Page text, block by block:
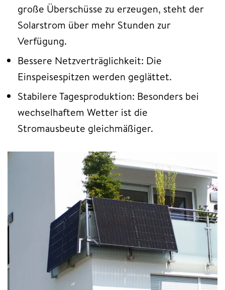
große Überschüsse zu erzeugen, steht der
Solarstrom über mehr Stunden zur
Verfügung.
Bessere Netzverträglichkeit: Die
Einspeisespitzen werden geglättet.
Stabilere Tagesproduktion: Besonders bei
wechselhaftem Wetter ist die
Stromausbeute gleichmäßiger.